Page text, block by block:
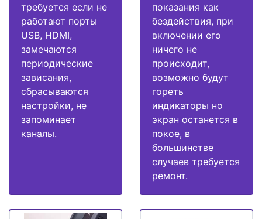
требуется если не
работают порты
USB, HDMI,
замечаются
периодические
зависания,
сбрасываются
настройки, не
запоминает
каналы.
показания как
бездействия, при
включении его
ничего не
происходит,
возможно будут
гореть
индикаторы но
экран останется в
покое, в
большинстве
случаев требуется
ремонт.